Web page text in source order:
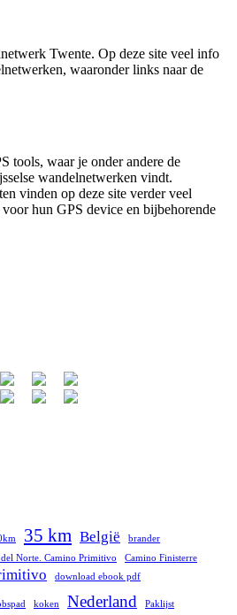
Twente. Op deze site veel info
waaronder links naar de
tools, waar je onder andere de
wandelnetwerken vindt.
vinden op deze site verder veel
hun GPS device en bijbehorende
35 km België brander
Norte. Camino Primitivo Camino Finisterre
download ebook pdf
koken Nederland Paklijst